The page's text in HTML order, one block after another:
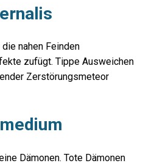
nahen Feinden
zufügt. Tippe Ausweichen
Zerstörungsmeteor
Dämonen. Tote Dämonen